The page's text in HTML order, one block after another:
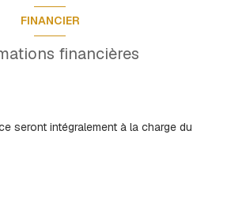
FINANCIER
financières
seront intégralement à la charge du